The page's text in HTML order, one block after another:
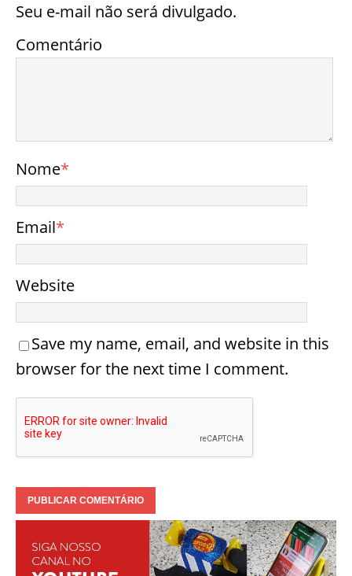
Seu e-mail não será divulgado.
Comentário
Nome*
Email*
Website
Save my name, email, and website in this
browser for the next time I comment.